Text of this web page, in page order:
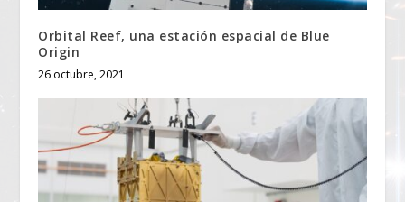
Orbital Reef, una estación espacial de Blue
Origin
26 octubre, 2021